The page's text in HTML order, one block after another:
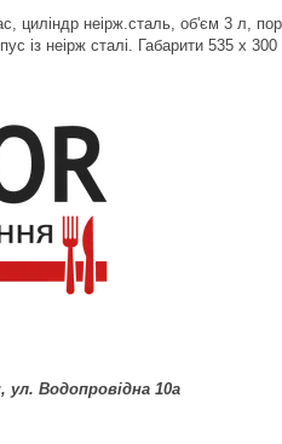
циліндр неірж.сталь, об'єм 3 л,
із неірж сталі. Габарити 535 х
ул. Водопровідна 10а